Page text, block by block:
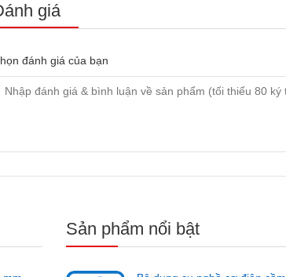
giá
đánh giá của bạn
Sản phẩm nổi bật